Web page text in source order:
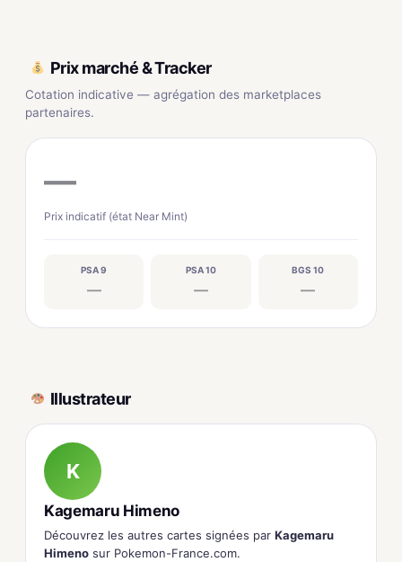
Prix marché & Tracker
Cotation indicative — agrégation des marketplaces
partenaires.
—
Prix indicatif (état Near Mint)
PSA 9
—
PSA 10
—
BGS 10
—
Illustrateur
K
Kagemaru Himeno
Découvrez les autres cartes signées par Kagemaru
Himeno sur Pokemon-France.com.